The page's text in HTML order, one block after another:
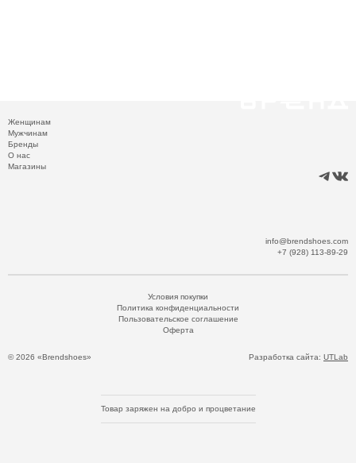
Женщинам
Мужчинам
Бренды
О нас
Магазины
info@brendshoes.com
+7 (928) 113-89-29
© 2026 «Brendshoes»
Условия покупки
Политика конфиденциальности
Пользовательское соглашение
Оферта
Разработка сайта: UTLab
Товар заряжен на добро и процветание